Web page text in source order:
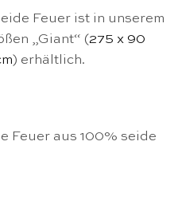
Feuer ist in unserem
„Giant“ (275 x 90
) erhältlich.
Feuer aus 100% seide